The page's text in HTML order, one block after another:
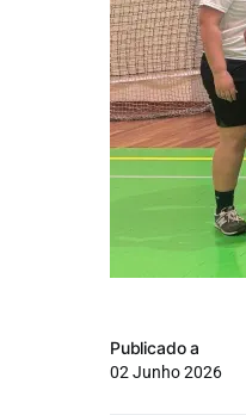
Publicado a
02 Junho 2026